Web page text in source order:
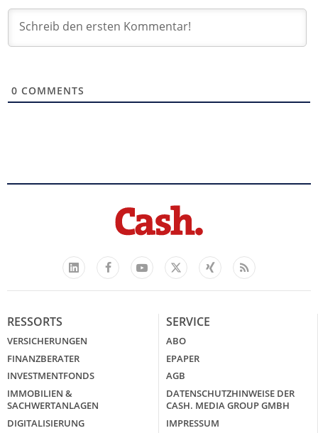
0 COMMENTS
LinkedIn
FacebookYouTube
X
Xing Feed
RESSORTS
VERSICHERUNGEN
FINANZBERATER
INVESTMENTFONDS
IMMOBILIEN &
SACHWERTANLAGEN
DIGITALISIERUNG
SERVICE
ABO
EPAPER
AGB
DATENSCHUTZHINWEISE DER
CASH. MEDIA GROUP GMBH
IMPRESSUM